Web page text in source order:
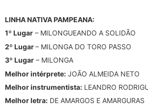
LINHA NATIVA PAMPEANA:
1º Lugar – MILONGUEANDO A SOLIDÃO
2º Lugar– MILONGA DO TORO PASSO
3º Lugar – MILONGA
Melhor intérprete: JOÃO ALMEIDA NETO
Melhor instrumentista: LEANDRO
Melhor letra: DE AMARGOS E AMARGURAS